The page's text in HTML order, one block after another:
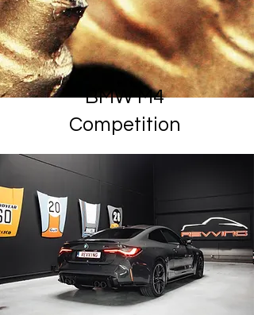
BMW M4
Competition